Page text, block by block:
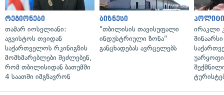
რეგიონები
თამარ იოსელიანი:
აგვისტოს თვიდან
საქართველოს რკინიგზის
მომხმარებლები შეძლებენ,
რომ თბილისიდან ბათუმში
4 საათში იმგზავრონ
ბიზნესი
"თბილისის თავისუფალი
ინდუსტრიული ზონა"
განცხადებას ავრცელებს
ირაკლი